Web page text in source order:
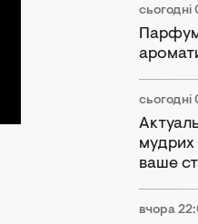
сьогодні
мудрих
ваше
вчора